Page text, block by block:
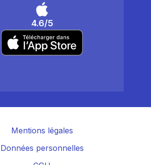
4.6/5
Mentions légales
Données personnelles